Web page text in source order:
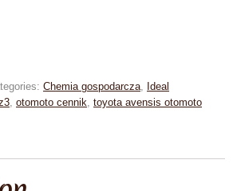
Chemia gospodarcza, Ideal
, otomoto cennik, toyota avensis otomoto